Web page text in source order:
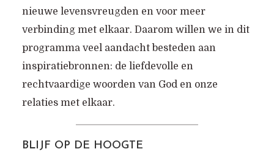
nieuwe levensvreugden en voor meer
verbinding met elkaar. Daarom willen we in dit
programma veel aandacht besteden aan
inspiratiebronnen: de liefdevolle en
rechtvaardige woorden van God en onze
relaties met elkaar.
BLIJF OP DE HOOGTE